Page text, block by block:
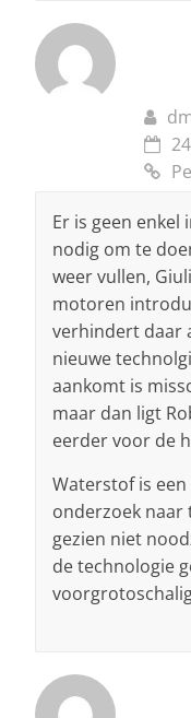
Er is geen
nodig om te
weer vullen,
motoren
verhindert daar
nieuwe
aankomt is
maar dan ligt
eerder voor de
Waterstof is
onderzoek naar
gezien niet
de technologie